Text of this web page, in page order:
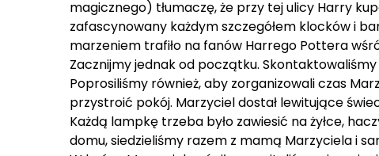
magicznego) tłumaczę, że przy tej ulicy Harry
zafascynowany każdym szczegółem klocków i
marzeniem trafiło na fanów Harrego Pottera
Zacznijmy jednak od początku.
Poprosiliśmy również, aby zorganizowali czas
przystroić pokój. Marzyciel dostał lewitujące
Każdą lampkę trzeba było zawiesić na żyłce,
domu, siedzieliśmy razem z mamą Marzyciela i